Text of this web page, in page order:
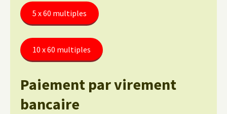
5 x 60 multiples
10 x 60 multiples
Paiement par virement
bancaire